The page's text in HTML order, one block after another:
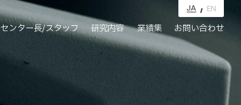
センター長/スタッフ 研究内容 業績集 お問い合わせ
EN
JA